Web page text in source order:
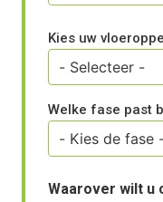
Kies uw
Welke fase past
Waarover wilt u